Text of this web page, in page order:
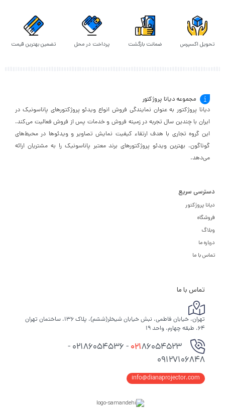
تحویل اکسپرس ضمانت بازگشت پرداخت در محل تضمین بهترین قیمت
مجموعه دیانا پروژکتور
دیانا پروژکتور به عنوان نمایندگی فروش انواع ویدئو پروژکتورهای پاناسونیک در
ایران با چندین سال تجربه در زمینه فروش و خدمات پس از فروش فعالیت می‌کند.
این گروه تجاری با هدف ارتقاء کیفیت نمایش تصاویر و ویدئوها در محیط‌های
گوناگون، بهترین ویدئو پروژکتورهای برند معتبر پاناسونیک را به مشتریان ارائه
می‌دهد.
دسترسی سریع
دیانا پروژکتور
فروشگاه
وبلاگ
درباره ما
تماس با ما
تماس با ما
تهران، خیابان فاطمی، نبش خیابان شیخلر(ششم)، پلاک ۱۳۶، ساختمان تهران
۶۴، طبقه چهارم، واحد ۱۹
86054523 - 02186054536 -
09127106848
info@dianaprojector.com